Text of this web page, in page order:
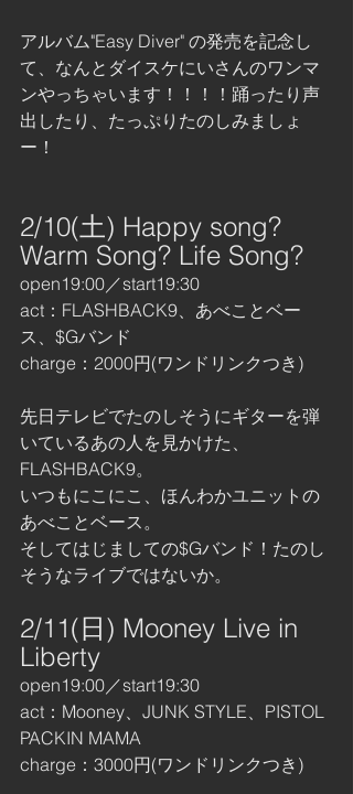
アルバム"Easy Diver" の発売を記念し
て、なんとダイスケにいさんのワンマ
ンやっちゃいます！！！！踊ったり声
出したり、たっぷりたのしみましょ
ー！
2/10(土) Happy song?
Warm Song? Life Song?
open19:00／start19:30
act：FLASHBACK9、あべことベー
ス、$Gバンド
charge：2000円(ワンドリンクつき)
先日テレビでたのしそうにギターを弾
いているあの人を見かけた、
FLASHBACK9。
いつもにこにこ、ほんわかユニットの
あべことベース。
そしてはじましての$Gバンド！たのし
そうなライブではないか。
2/11(日) Mooney Live in
Liberty
open19:00／start19:30
act：Mooney、JUNK STYLE、PISTOL
PACKIN MAMA
charge：3000円(ワンドリンクつき)